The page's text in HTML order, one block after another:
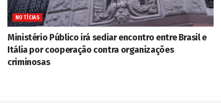
NOTÍCIAS
Ministério Público irá sediar encontro entre Brasil e
Itália por cooperação contra organizações
criminosas